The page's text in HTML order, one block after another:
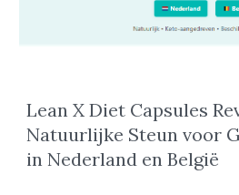
Lean X Diet Capsules
Natuurlijke Steun voor
in Nederland en België